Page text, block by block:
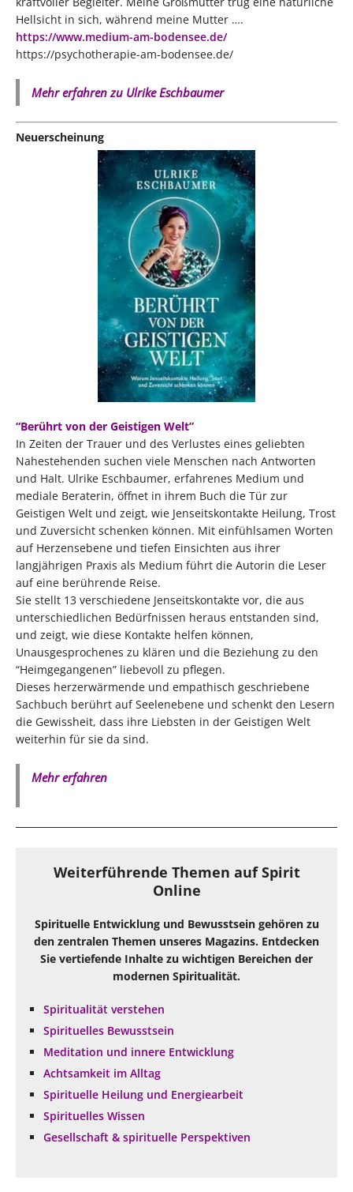
Hellsicht in sich, während meine Mutter ….
https://www.medium-am-bodensee.de/
https://psychotherapie-am-bodensee.de/
Mehr erfahren zu Ulrike Eschbaumer
Neuerscheinung
“Berührt von der Geistigen Welt”
In Zeiten der Trauer und des Verlustes eines geliebten
Nahestehenden suchen viele Menschen nach Antworten
und Halt. Ulrike Eschbaumer, erfahrenes Medium und
mediale Beraterin, öffnet in ihrem Buch die Tür zur
Geistigen Welt und zeigt, wie Jenseitskontakte Heilung, Trost
und Zuversicht schenken können. Mit einfühlsamen Worten
auf Herzensebene und tiefen Einsichten aus ihrer
langjährigen Praxis als Medium führt die Autorin die Leser
auf eine berührende Reise.
Sie stellt 13 verschiedene Jenseitskontakte vor, die aus
unterschiedlichen Bedürfnissen heraus entstanden sind,
und zeigt, wie diese Kontakte helfen können,
Unausgesprochenes zu klären und die Beziehung zu den
“Heimgegangenen” liebevoll zu pflegen.
Dieses herzerwärmende und empathisch geschriebene
Sachbuch berührt auf Seelenebene und schenkt den Lesern
die Gewissheit, dass ihre Liebsten in der Geistigen Welt
weiterhin für sie da sind.
Mehr erfahren
Weiterführende Themen auf Spirit
Online
Spirituelle Entwicklung und Bewusstsein gehören zu
den zentralen Themen unseres Magazins. Entdecken
Sie vertiefende Inhalte zu wichtigen Bereichen der
modernen Spiritualität.
Spiritualität verstehen
Spirituelles Bewusstsein
Meditation und innere Entwicklung
Achtsamkeit im Alltag
Spirituelle Heilung und Energiearbeit
Spirituelles Wissen
Gesellschaft & spirituelle Perspektiven